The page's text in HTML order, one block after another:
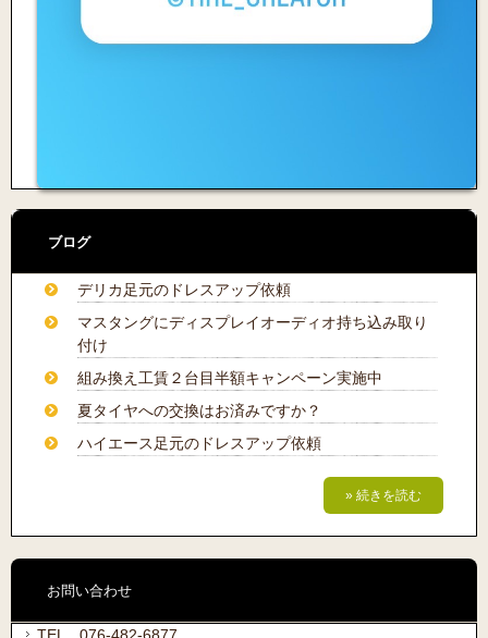
ブログ
デリカ足元のドレスアップ依頼
マスタングにディスプレイオーディオ持ち込み取り
付け
組み換え工賃２台目半額キャンペーン実施中
夏タイヤへの交換はお済みですか？
ハイエース足元のドレスアップ依頼
» 続きを読む
お問い合わせ